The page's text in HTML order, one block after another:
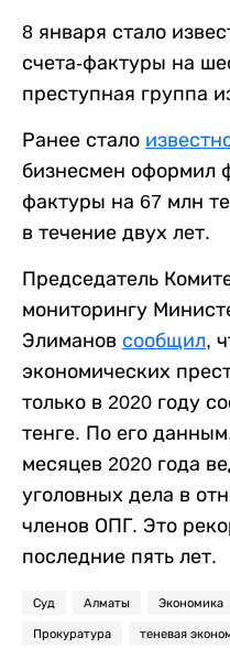
8 января стало
счета-фактуры на
преступная группа
Ранее стало
бизнесмен оформил
фактуры на 67 млн
в течение двух лет.
Председатель
мониторингу
Элиманов сообщил,
экономических
только в 2020 году
тенге. По его
месяцев 2020 года
уголовных дела в
членов ОПГ. Это
последние пять лет.
Суд Алматы Экономика
Прокуратура теневая